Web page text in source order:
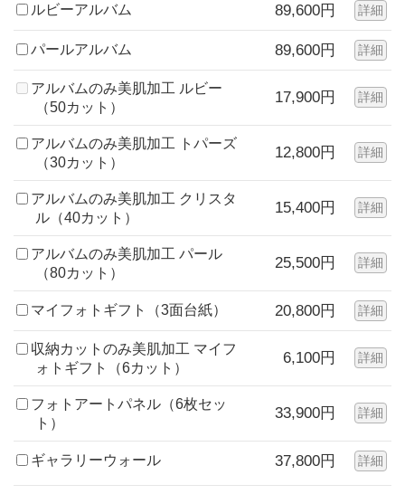
ルビーアルバム 89,600円 詳細
パールアルバム 89,600円 詳細
アルバムのみ美肌加工 ルビー
（50カット）
17,900円 詳細
アルバムのみ美肌加工 トパーズ
（30カット）
12,800円 詳細
アルバムのみ美肌加工 クリスタ
ル（40カット）
15,400円 詳細
アルバムのみ美肌加工 パール
（80カット）
25,500円 詳細
マイフォトギフト（3面台紙） 20,800円 詳細
収納カットのみ美肌加工 マイフ
ォトギフト（6カット）
6,100円 詳細
フォトアートパネル（6枚セッ
ト）
33,900円 詳細
ギャラリーウォール 37,800円 詳細